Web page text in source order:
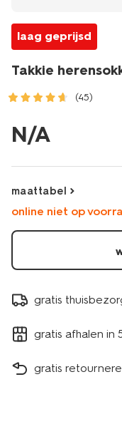
laag geprijsd
Takkie
(45)
herensokken-
ho-
ho-
donkergroen-
N/A
maattabel
online niet op
gratis
gratis afhalen in
gratis